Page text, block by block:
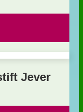
Jever